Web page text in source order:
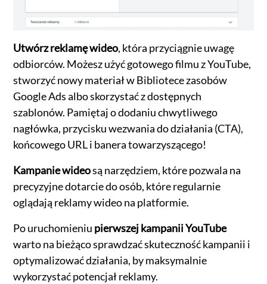
Utwórz reklamę wideo, która przyciągnie uwagę
odbiorców. Możesz użyć gotowego filmu z YouTube,
stworzyć nowy materiał w Bibliotece zasobów
Google Ads albo skorzystać z dostępnych
szablonów. Pamiętaj o dodaniu chwytliwego
nagłówka, przycisku wezwania do działania (CTA),
końcowego URL i banera towarzyszącego!
Kampanie wideosą narzędziem, które pozwala na
precyzyjne dotarcie do osób, które regularnie
oglądają reklamy wideo na platformie.
Po uruchomieniu pierwszej kampanii YouTube
warto na bieżąco sprawdzać skuteczność kampanii i
optymalizować działania, by maksymalnie
wykorzystać potencjał reklamy.